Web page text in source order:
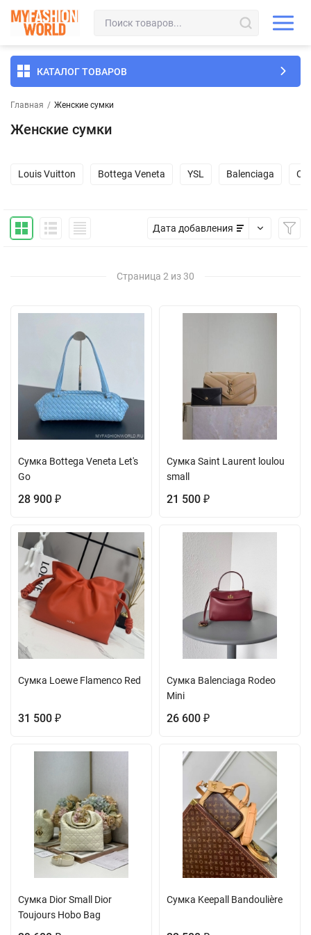
КАТАЛОГ ТОВАРОВ
Главная / Женские сумки
Женские сумки
Louis Vuitton Bottega Veneta YSL Balenciaga
Дата добавления
Страница 2 из 30
Сумка Bottega Veneta Let's
Go
28 900 ₽
Сумка Saint Laurent loulou
small
21 500 ₽
Сумка Loewe Flamenco Red
31 500 ₽
Сумка Balenciaga Rodeo
Mini
26 600 ₽
Сумка Dior Small Dior
Toujours Hobo Bag
Сумка Keepall Bandoulière